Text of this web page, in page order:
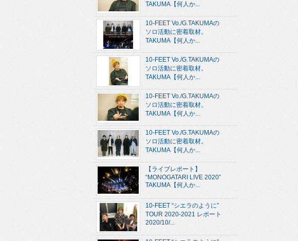
TAKUMA【何人か...
10-FEET Vo./G.TAKUMAの
ソロ活動に密着取材。
TAKUMA【何人か...
10-FEET Vo./G.TAKUMAの
ソロ活動に密着取材。
TAKUMA【何人か...
10-FEET Vo./G.TAKUMAの
ソロ活動に密着取材。
TAKUMA【何人か...
10-FEET Vo./G.TAKUMAの
ソロ活動に密着取材。
TAKUMA【何人か...
【ライブレポート】
“MONOGATARI LIVE 2020”
TAKUMA【何人か...
10-FEET “シエラのように”
TOUR 2020-2021 レポート
2020/10/...